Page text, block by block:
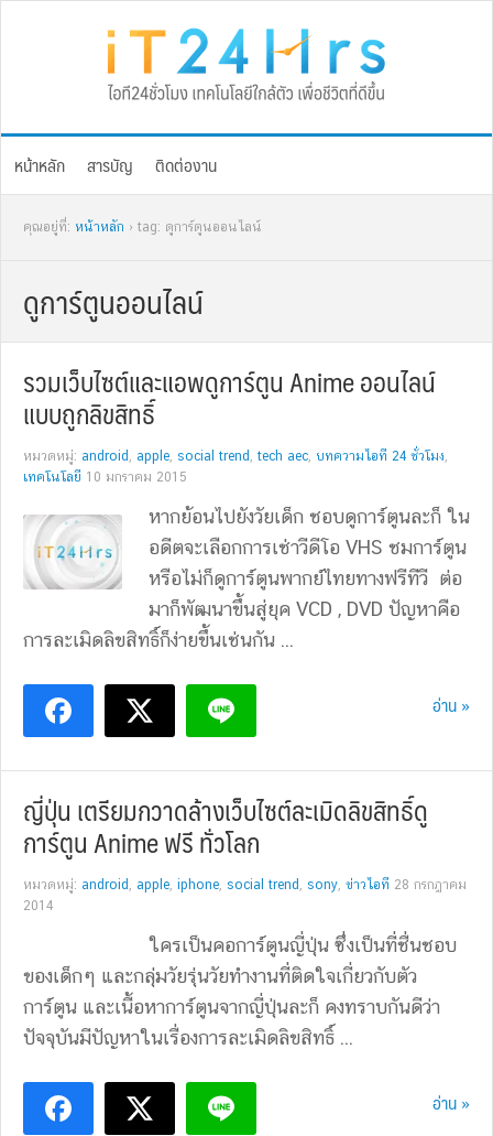
หน้าหลัก สารบัญ ติดต่องาน
คุณอยู่ที่: หน้าหลัก › tag: ดูการ์ตูนออนไลน์
ดูการ์ตูนออนไลน์
รวมเว็บไซต์และแอพดูการ์ตูน Anime ออนไลน์
แบบถูกลิขสิทธิ์
หมวดหมู่: android , apple, social trend ,tech aec, บทความไอที 24 ชั่วโมง,
เทคโนโลยี 10 มกราคม 2015
หากย้อนไปยังวัยเด็ก ชอบดูการ์ตูนละก็ ใน
อดีตจะเลือกการเช่าวีดีโอ VHS ชมการ์ตูน
หรือไม่ก็ดูการ์ตูนพากย์ไทยทางฟรีทีวี ต่อ
มาก็พัฒนาขึ้นสู่ยุค VCD , DVD ปัญหาคือ
การละเมิดลิขสิทธิ์ก็ง่ายขึ้นเช่นกัน ...
อ่าน »
ญี่ปุ่น เตรียมกวาดล้างเว็บไซต์ละเมิดลิขสิทธิ์ดู
การ์ตูน Anime ฟรี ทั่วโลก
หมวดหมู่: android , apple, iphone, social trend , sony, ข่าวไอที 28 กรกฎาคม
2014
ใครเป็นคอการ์ตูนญี่ปุ่น ซึ่งเป็นที่ชื่นชอบ
ของเด็กๆ และกลุ่มวัยรุ่นวัยทำงานที่ติดใจเกี่ยวกับตัว
การ์ตูน และเนื้อหาการ์ตูนจากญี่ปุ่นละก็ คงทราบกันดีว่า
ปัจจุบันมีปัญหาในเรื่องการละเมิดลิขสิทธิ์ ...
อ่าน »